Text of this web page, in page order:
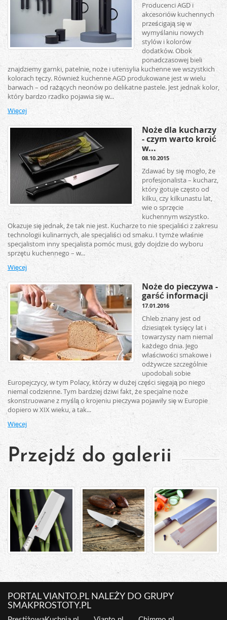
Producenci AGD i
akcesoriów kuchennych
prześcigają się w
wymyślaniu nowych
stylów i kolorów
dodatków. Obok
ponadczasowej bieli
znajdziemy garnki, patelnie, noże i utensylia kuchenne we wszystkich
kolorach tęczy. Również kuchenne AGD produkowane jest w wielu
barwach – od rażących neonów po delikatne pastele. Jest jednak kolor,
który bardzo rzadko pojawia się w...
Więcej
Noże dla kucharzy
- czym warto kroić
w...
08.10.2015
Zdawać by się mogło, że
profesjonalista – kucharz,
który gotuje często od
kilku, czy kilkunastu lat,
wie o sprzęcie
kuchennym wszystko.
Okazuje się jednak, że tak nie jest. Kucharze to nie specjaliści z zakresu
technologii kulinarnych, ale specjaliści od smaku. I tymże właśnie
specjalistom inny specjalista pomóc musi, gdy dojdzie do wyboru
sprzętu kuchennego – w...
Więcej
Noże do pieczywa -
garść informacji
17.01.2016
Chleb znany jest od
dziesiątek tysięcy lat i
towarzyszy nam niemal
każdego dnia. Jego
właściwości smakowe i
odżywcze szczególnie
upodobali sobie
Europejczycy, w tym Polacy, którzy w dużej części sięgają po niego
niemal codzienne. Tym bardziej dziwi fakt, że specjalne noże
skonstruowane z myślą o krojeniu pieczywa pojawiły się w Europie
dopiero w XIX wieku, a tak...
Więcej
Przejdź do galerii
PORTAL VIANTO.PL NALEŻY DO GRUPY
SMAKPROSTOTY.PL